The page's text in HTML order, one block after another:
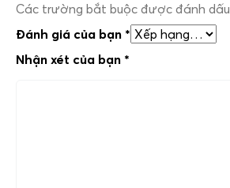
Các trường bắt buộc được đánh dấu
Đánh giá của bạn *
Nhận xét của bạn *